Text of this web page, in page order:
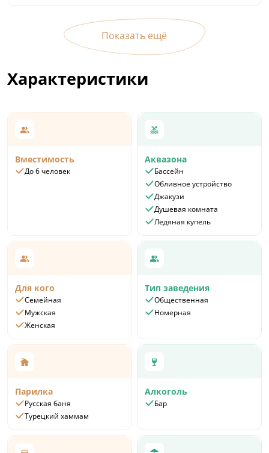
Показать ещё
Характеристики
Вместимость
До 6 человек
Аквазона
Бассейн
Обливное устройство
Джакузи
Душевая комната
Ледяная купель
Для кого
Семейная
Мужская
Женская
Тип заведения
Общественная
Номерная
Парилка
Русская баня
Турецкий хаммам
Алкоголь
Бар